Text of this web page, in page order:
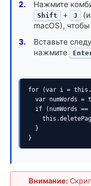
Нажмите
Shift + J
macOS),
Вставьте
нажмите
for (var i =
var numWords =
if (numWords ==
  }
}
Внимание: